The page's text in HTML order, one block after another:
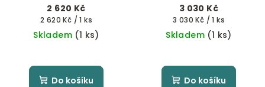
2 620 Kč
Měrná
cena:
2 620 Kč / 1 ks
Skladem (1 ks)
Do košíku
3 030 Kč
Měrná
cena:
3 030 Kč / 1 ks
Skladem (1 ks)
Do košíku